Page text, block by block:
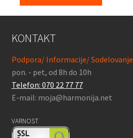
KONTAKT
Podpora/ Informacije/ Sodelovanje
pon. - pet, od 8h do 10h
Telefon: 070 22 77 77
E-mail: moja@harmonija.net
VARNOST